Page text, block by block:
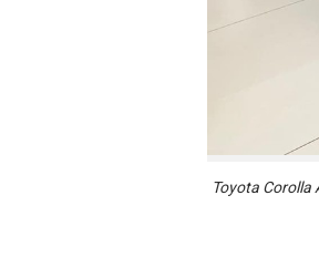
Toyota Corolla